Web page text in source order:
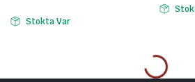
Stokta Var